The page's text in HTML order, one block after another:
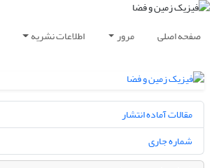
صفحه اصلی مرور اطلاعات نشریه
مقالات آماده انتشار
شماره جاری